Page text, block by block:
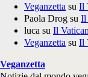
Veganzetta su Il
Paola Drog su Il
luca su Il
Veganzetta su Il
Veganzetta